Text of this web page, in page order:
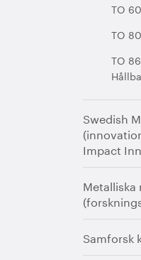
TO
TO
TO 86
Swedish
Impact
Metalliska
Samforsk